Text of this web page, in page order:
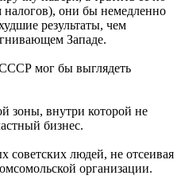
они бы немедленно
результаты, чем
Западе.
мог бы выглядеть
зоны, внутри которой не
бизнес.
советских людей, не отсеивая
организации.